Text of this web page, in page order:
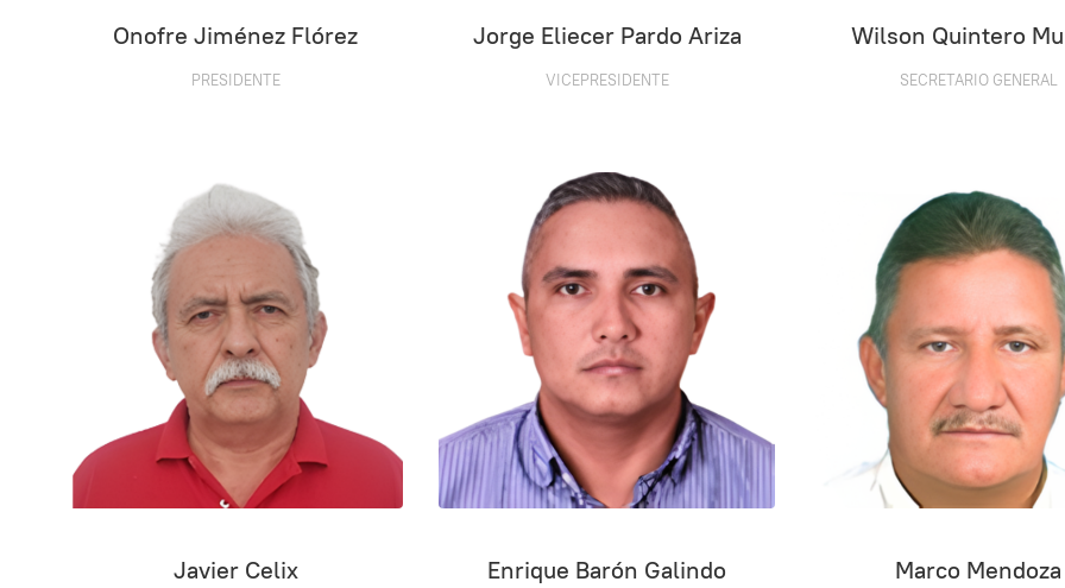
Onofre Jiménez Flórez
PRESIDENTE
Jorge Eliecer Pardo Ariza
VICEPRESIDENTE
Wilson Quintero
SECRETARIO GENERAL
Javier Celix Enrique Barón Galindo
Marco Mendoza